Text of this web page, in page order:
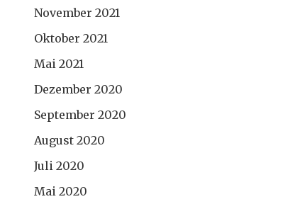
November 2021
Oktober 2021
Mai 2021
Dezember 2020
September 2020
August 2020
Juli 2020
Mai 2020